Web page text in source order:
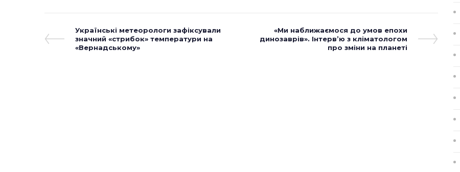
Навігація
записів
Previous
Post
Українські метеорологи зафіксували
значний «стрибок» температури на
«Вернадському»
Next
Post
«Ми наближаємося до умов епохи
динозаврів». Інтерв’ю з кліматологом
про зміни на планеті